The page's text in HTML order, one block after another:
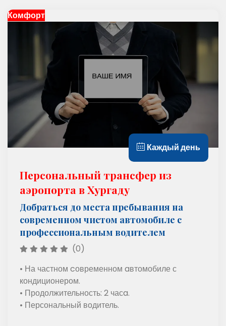
Комфорт
Каждый день
Персональный трансфер из
аэропорта в Хургаду
Добраться до места пребывания на
современном чистом автомобиле с
профессиональным водителем
(0)
• На частном cовременном aвтомобиле с
кондиционером.
• Продолжительность: 2 часa.
• Персональный водитель.